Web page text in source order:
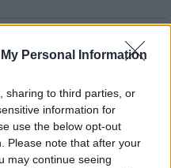
Personal Information
sharing to third parties, or
information for
use the below opt-out
Please note that after your
may continue seeing